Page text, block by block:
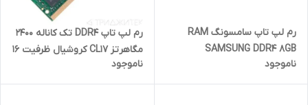
رم لپ تاپ سامسونگ RAM
SAMSUNG DDR4 8GB
2400MHz
ناموجود
رم لپ تاپ DDR4 تک کاناله 2400
مگاهرتز CL17 کروشیال ظرفیت 16
گیگابایت 2 سال ضمانت شرکتی
ناموجود